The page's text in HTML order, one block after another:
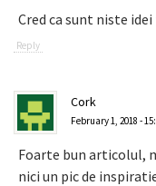
Cred ca sunt niste
Reply
Cork
February 1, 2018 -
Foarte bun articolul,
nici un pic de